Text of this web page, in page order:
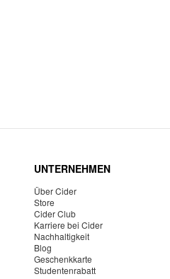
UNTERNEHMEN
Über Cider
Store
Cider Club
Karriere bei Cider
Nachhaltigkeit
Blog
Geschenkkarte
Studentenrabatt